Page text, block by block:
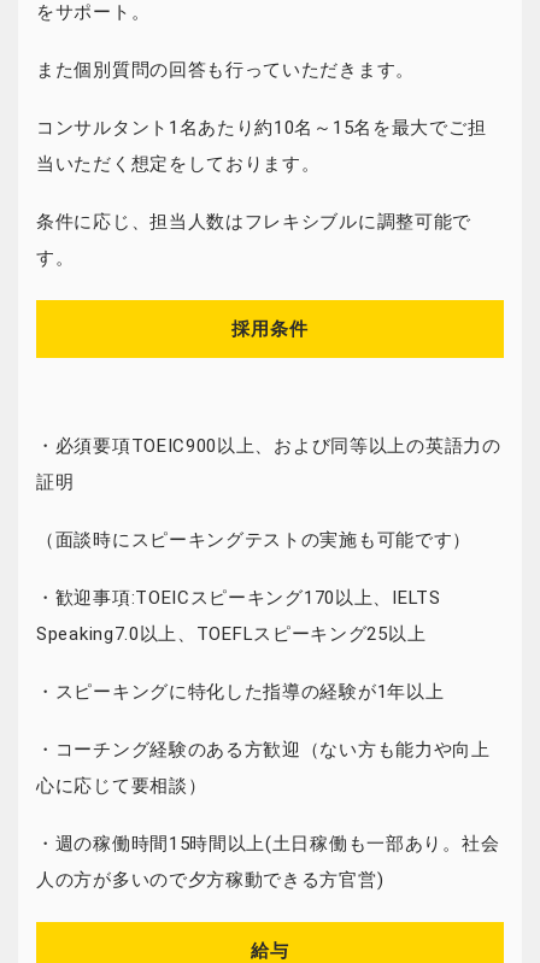
をサポート。
また個別質問の回答も行っていただきます。
コンサルタント1名あたり約10名～15名を最大でご担
当いただく想定をしております。
条件に応じ、担当人数はフレキシブルに調整可能で
す。
採用条件
・必須要項TOEIC900以上、および同等以上の英語力の
証明
（面談時にスピーキングテストの実施も可能です）
・歓迎事項:TOEICスピーキング170以上、IELTS
Speaking7.0以上、TOEFLスピーキング25以上
・スピーキングに特化した指導の経験が1年以上
・コーチング経験のある方歓迎（ない方も能力や向上
心に応じて要相談）
・週の稼働時間15時間以上(土日稼働も一部あり。社会
人の方が多いので夕方稼動できる方官営)
給与